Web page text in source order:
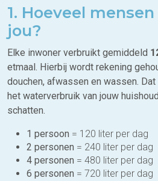
1. Hoeveel
jou?
Elke inwoner verbruikt gemiddeld
etmaal. Hierbij wordt rekening
douchen, afwassen en wassen.
het waterverbruik van jouw
schatten.
1 persoon = 120 liter per dag
2 personen = 240 liter per dag
4 personen = 480 liter per dag
6 personen = 720 liter per dag